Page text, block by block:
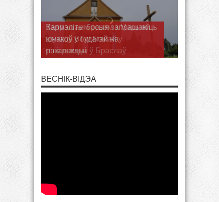
Запрашаем разам з Марыяй
шукаць Волі Божай у
пілігрымцы ў Браслаў
ВЕСНІК-ВІДЭА